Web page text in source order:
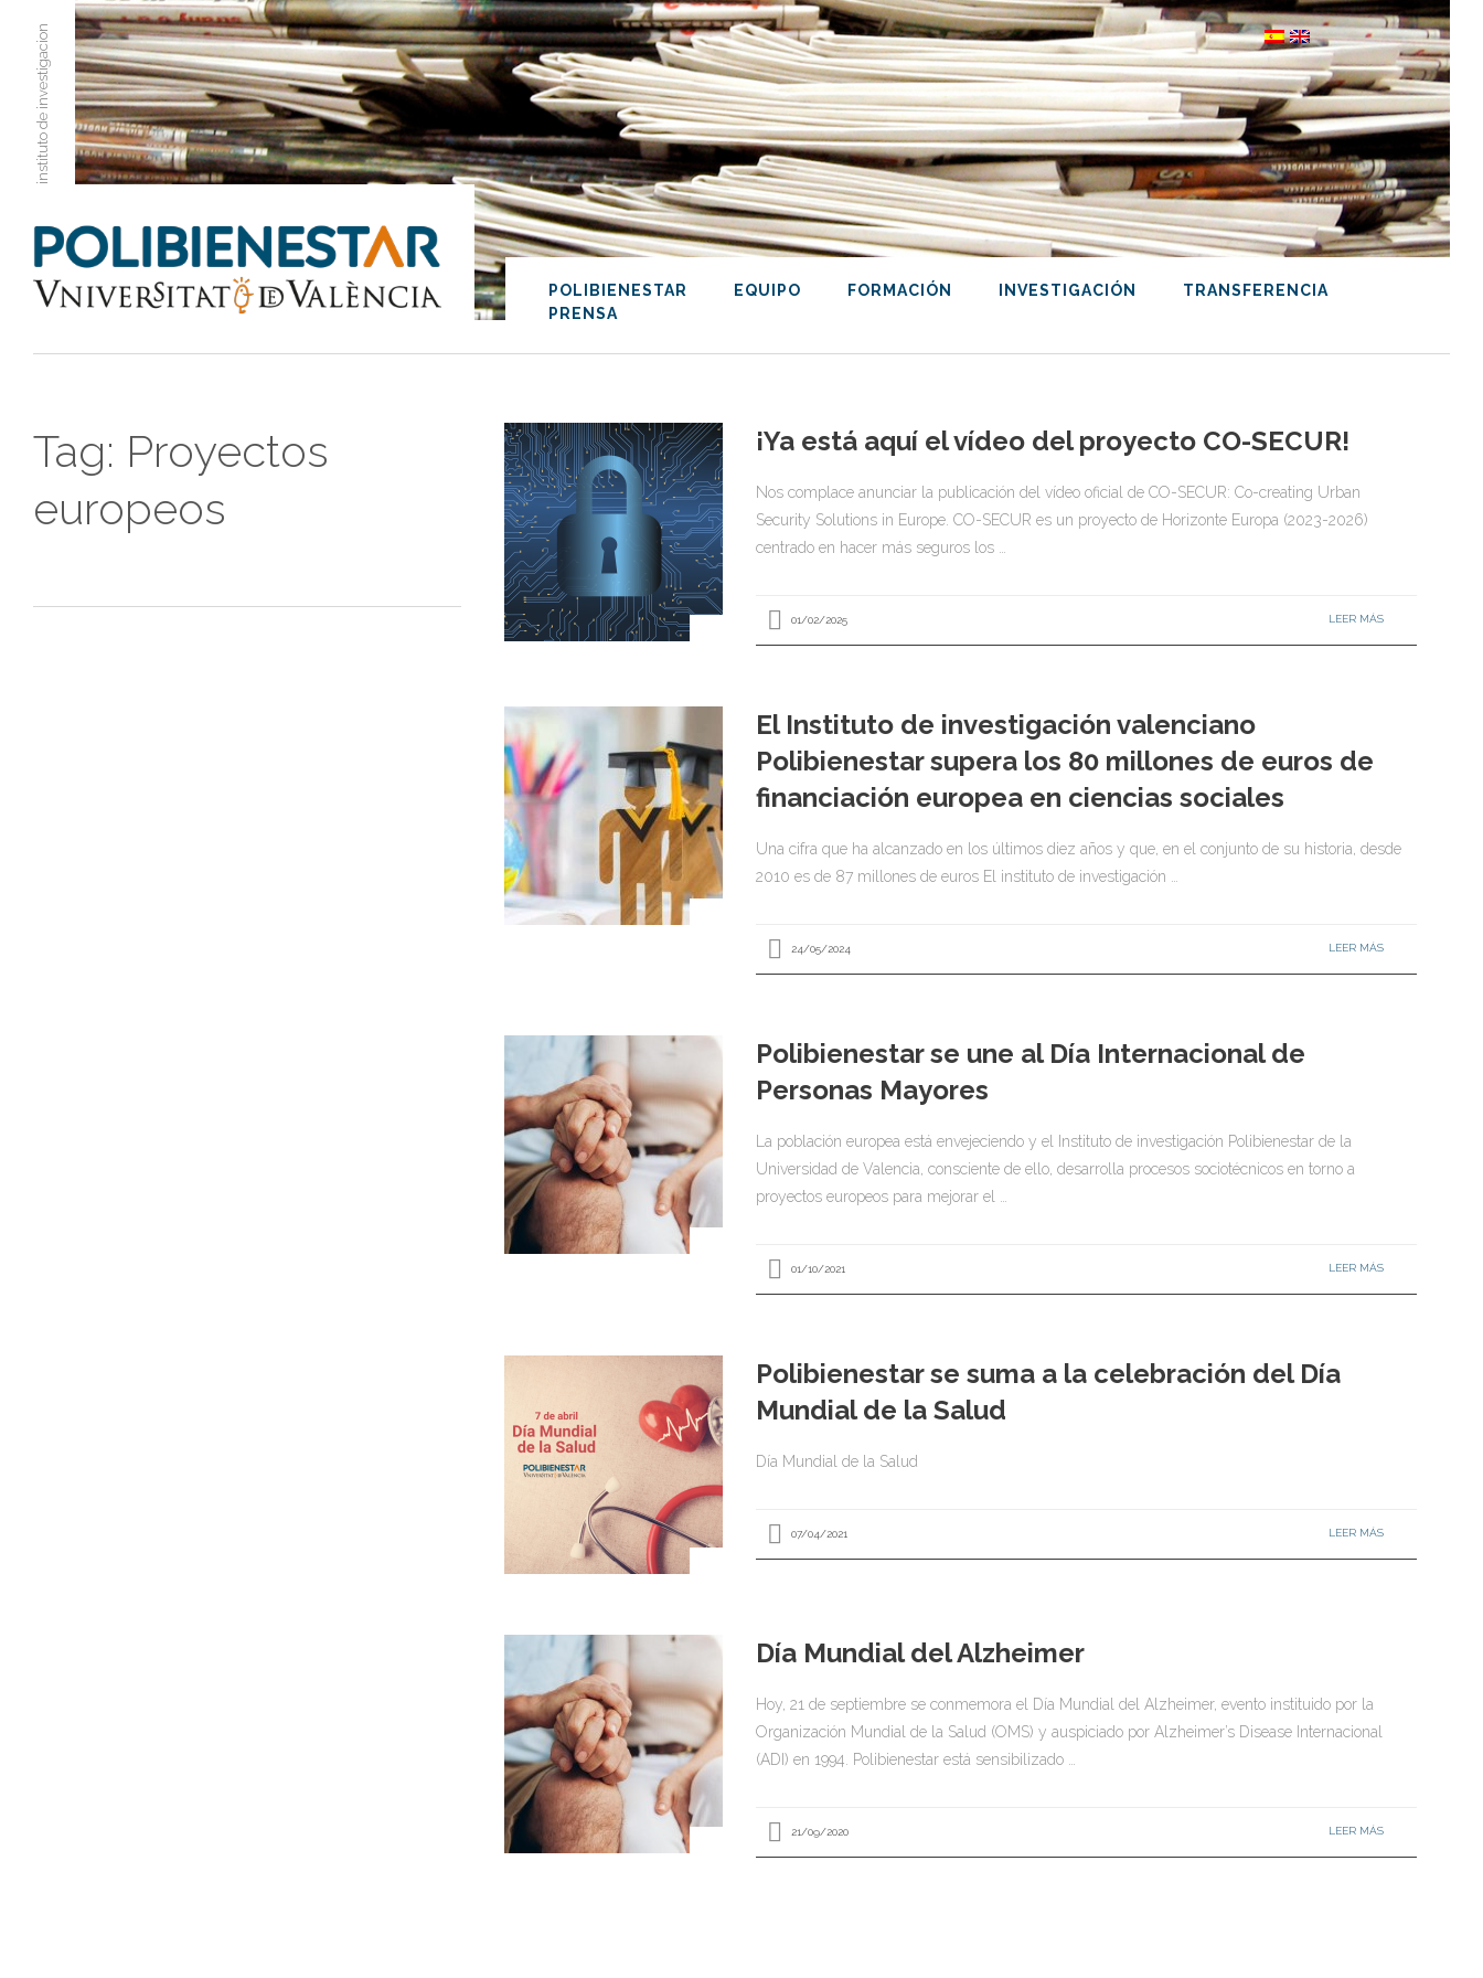
instituto de investigacion
POLIBIENESTAR EQUIPO FORMACIÓN INVESTIGACIÓN
TRANSFERENCIA
PRENSA
Tag: Proyectos
europeos
¡Ya está aquí el vídeo del proyecto CO-SECUR!
Nos complace anunciar la publicación del vídeo oficial de CO-SECUR: Co-creating Urban
Security Solutions in Europe. CO-SECUR es un proyecto de Horizonte Europa (2023-2026)
centrado en hacer más seguros los …
01/02/2025 LEER MÁS
El Instituto de investigación valenciano
Polibienestar supera los 80 millones de euros de
financiación europea en ciencias sociales
Una cifra que ha alcanzado en los últimos diez años y que, en el conjunto de su historia, desde
2010 es de 87 millones de euros El instituto de investigación …
24/05/2024 LEER MÁS
Polibienestar se une al Día Internacional de
Personas Mayores
La población europea está envejeciendo y el Instituto de investigación Polibienestar de la
Universidad de Valencia, consciente de ello, desarrolla procesos sociotécnicos en torno a
proyectos europeos para mejorar el …
01/10/2021 LEER MÁS
Polibienestar se suma a la celebración del Día
Mundial de la Salud
Día Mundial de la Salud
07/04/2021 LEER MÁS
Día Mundial del Alzheimer
Hoy, 21 de septiembre se conmemora el Día Mundial del Alzheimer, evento instituido por la
Organización Mundial de la Salud (OMS) y auspiciado por Alzheimer’s Disease Internacional
(ADI) en 1994. Polibienestar está sensibilizado …
21/09/2020 LEER MÁS